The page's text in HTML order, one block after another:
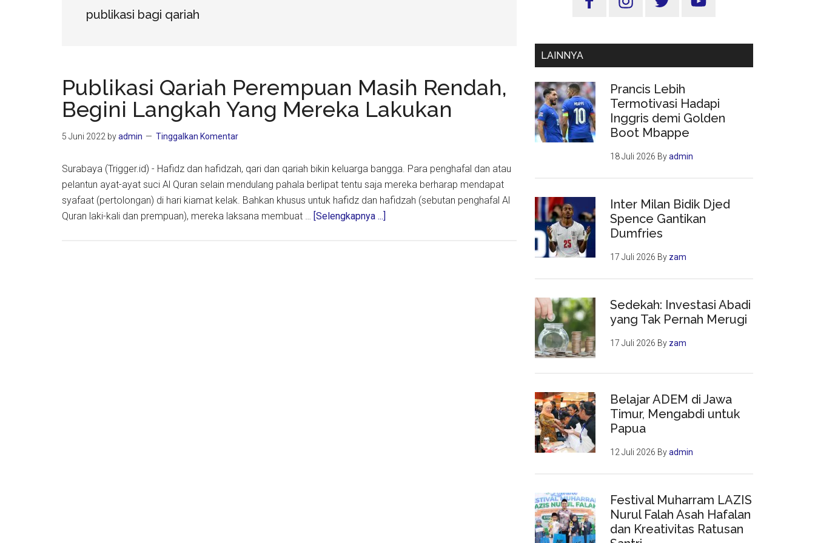
publikasi bagi qariah
Publikasi Qariah Perempuan Masih Rendah,
Begini Langkah Yang Mereka Lakukan
5 Juni 2022 byadmin Tinggalkan Komentar
Surabaya (Trigger.id) - Hafidz dan hafidzah, qari dan qariah bikin keluarga bangga. Para penghafal dan atau
pelantun ayat-ayat suci Al Quran selain mendulang pahala berlipat tentu saja mereka berharap mendapat
syafaat (pertolongan) di hari kiamat kelak. Bahkan khusus untuk hafidz dan hafidzah (sebutan penghafal Al
Quran laki-kali dan prempuan), mereka laksana membuat … [Selengkapnya ...]
Utama
LAINNYA
Prancis Lebih
Termotivasi Hadapi
Inggris demi Golden
Boot Mbappe
18 Juli 2026 Byadmin
Inter Milan Bidik Djed
Spence Gantikan
Dumfries
17 Juli 2026 By zam
Sedekah: Investasi Abadi
yang Tak Pernah Merugi
17 Juli 2026 By zam
Belajar ADEM di Jawa
Timur, Mengabdi untuk
Papua
12 Juli 2026 Byadmin
Festival Muharram LAZIS
Nurul Falah Asah Hafalan
dan Kreativitas Ratusan